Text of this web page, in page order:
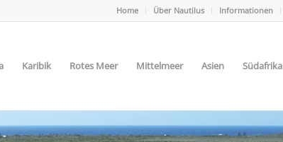
Home Über Nautilus Informationen
Karibik Rotes Meer Mittelmeer Asien Südafrika